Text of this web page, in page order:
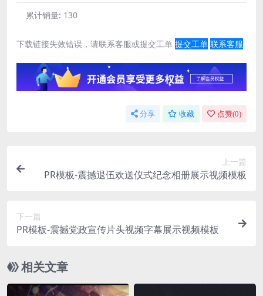
累计销量: 130
下载链接失效错误，请联系客服或提交工单 提交工单 联系客服
分享 收藏 点赞(0)
上一篇
PR模板-震撼退伍欢送仪式纪念相册展示视频模板
下一篇
PR模板-震撼党政宣传片头视频字幕展示视频模板
相关文章